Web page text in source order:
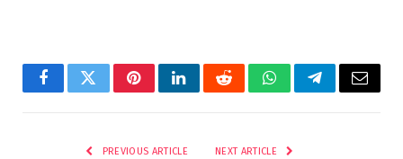
FacebookTwitterPinterestLinkedInRedditWhatsAppTelegramEmail
PREVIOUS ARTICLE NEXT ARTICLE